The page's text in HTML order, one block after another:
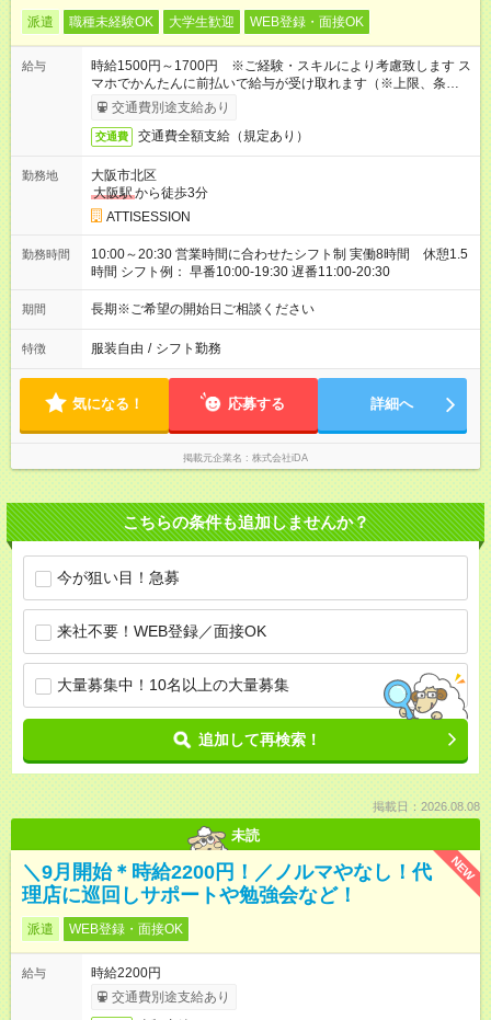
派遣 職種未経験OK 大学生歓迎 WEB登録・面接OK
給与
時給1500円～1700円 ※ご経験・スキルにより考慮致します ス
マホでかんたんに前払いで給与が受け取れます（※上限、条件
あり）交通費別途支給あり
交通費 交通費全額支給（規定あり）
勤務地
大阪市北区
大阪駅から徒歩3分
ATTISESSION
勤務時間
10:00～20:30 営業時間に合わせたシフト制 実働8時間 休憩1.5
時間 シフト例： 早番10:00-19:30 遅番11:00-20:30
期間 長期※ご希望の開始日ご相談ください
特徴 服装自由 / シフト勤務
気になる！ 応募する 詳細へ
掲載元企業名 株式会社iDA
こちらの条件も追加しませんか？
今が狙い目！急募
来社不要！WEB登録／面接OK
大量募集中！10名以上の大量募集
追加して再検索！
掲載日：2026.08.08
未読
NEW
＼9月開始＊時給2200円！／ノルマやなし！代
理店に巡回しサポートや勉強会など！
派遣 WEB登録・面接OK
給与
時給2200円
交通費別途支給あり